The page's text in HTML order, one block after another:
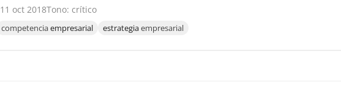
11 oct 2018Tono: crítico
competenciaempresarial estrategiaempresarial